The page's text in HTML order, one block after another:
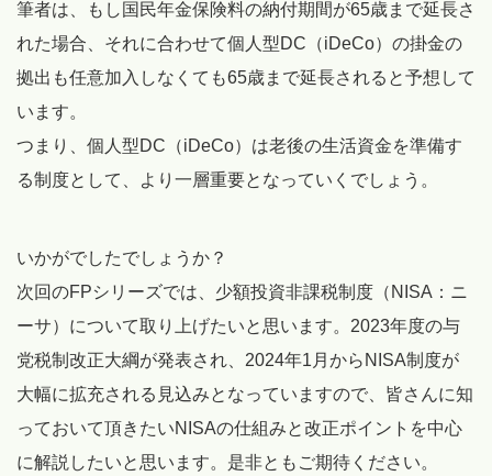
筆者は、もし国民年金保険料の納付期間が65歳まで延長さ
れた場合、それに合わせて個人型DC（iDeCo）の掛金の
拠出も任意加入しなくても65歳まで延長されると予想して
います。
つまり、個人型DC（iDeCo）は老後の生活資金を準備す
る制度として、より一層重要となっていくでしょう。
いかがでしたでしょうか？
次回のFPシリーズでは、少額投資非課税制度（NISA：ニ
ーサ）について取り上げたいと思います。2023年度の与
党税制改正大綱が発表され、2024年1月からNISA制度が
大幅に拡充される見込みとなっていますので、皆さんに知
っておいて頂きたいNISAの仕組みと改正ポイントを中心
に解説したいと思います。是非ともご期待ください。